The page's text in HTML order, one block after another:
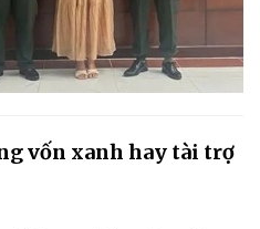
vốn xanh hay tài trợ